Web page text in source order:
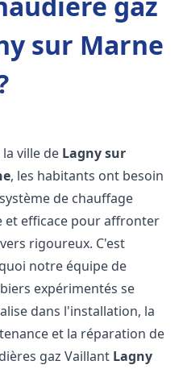
sur Marne
la ville de Lagny sur
, les habitants ont besoin
de chauffage
et efficace pour affronter
rigoureux. C'est
notre équipe de
expérimentés se
dans l'installation, la
et la réparation de
gaz Vaillant Lagny